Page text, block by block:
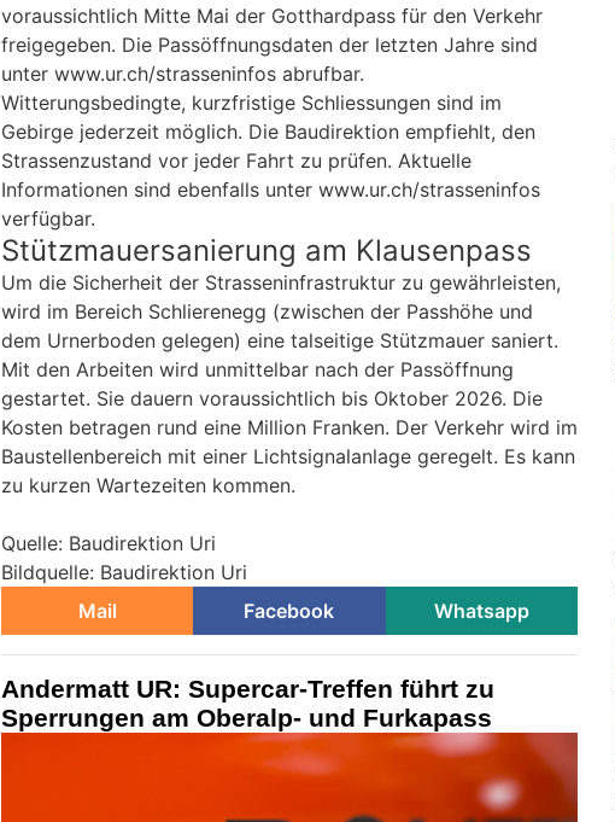
voraussichtlich Mitte Mai der Gotthardpass für den Verkehr
freigegeben. Die Passöffnungsdaten der letzten Jahre sind
unter www.ur.ch/strasseninfos abrufbar.
Witterungsbedingte, kurzfristige Schliessungen sind im
Gebirge jederzeit möglich. Die Baudirektion empfiehlt, den
Strassenzustand vor jeder Fahrt zu prüfen. Aktuelle
Informationen sind ebenfalls unter www.ur.ch/strasseninfos
verfügbar.
Stützmauersanierung am Klausenpass
Um die Sicherheit der Strasseninfrastruktur zu gewährleisten,
wird im Bereich Schlierenegg (zwischen der Passhöhe und
dem Urnerboden gelegen) eine talseitige Stützmauer saniert.
Mit den Arbeiten wird unmittelbar nach der Passöffnung
gestartet. Sie dauern voraussichtlich bis Oktober 2026. Die
Kosten betragen rund eine Million Franken. Der Verkehr wird im
Baustellenbereich mit einer Lichtsignalanlage geregelt. Es kann
zu kurzen Wartezeiten kommen.
Quelle: Baudirektion Uri
Bildquelle: Baudirektion Uri
Mail
Facebook Whatsapp
Andermatt UR: Supercar-Treffen führt zu
Sperrungen am Oberalp- und Furkapass